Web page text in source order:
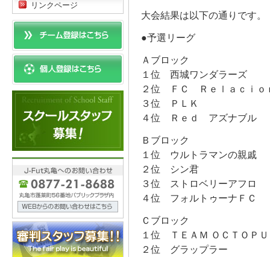
大会結果は以下の通りです。
●予選リーグ
Ａブロック
１位 西城ワンダラーズ
２位 ＦＣ Ｒｅｌａｃｉｏ
３位 ＰＬＫ
４位 Ｒｅｄ アズナブル
Ｂブロック
１位 ウルトラマンの親戚
２位 シン君
３位 ストロベリーアフロ
４位 フォルトゥーナＦＣ
Ｃブロック
１位 ＴＥＡＭ ＯＣＴＯＰ
２位 グラップラー
リンクページ